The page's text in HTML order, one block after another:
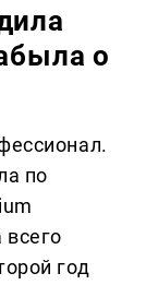
о
по
год